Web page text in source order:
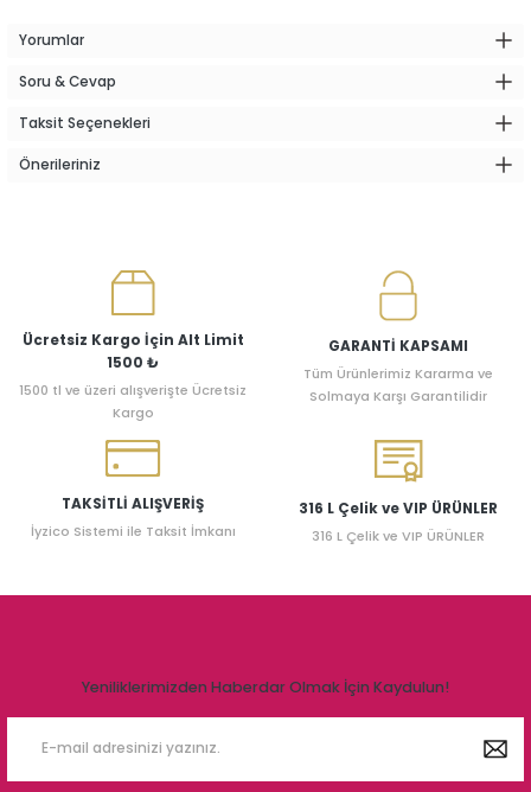
Yorumlar
Soru & Cevap
Taksit Seçenekleri
Önerileriniz
Ücretsiz Kargo İçin Alt Limit
1500 ₺
1500 tl ve üzeri alışverişte Ücretsiz
Kargo
GARANTİ KAPSAMI
Tüm Ürünlerimiz Kararma ve
Solmaya Karşı Garantilidir
TAKSİTLİ ALIŞVERİŞ
İyzico Sistemi ile Taksit İmkanı
316 L Çelik ve VIP ÜRÜNLER
316 L Çelik ve VIP ÜRÜNLER
Yeniliklerimizden Haberdar Olmak İçin Kaydulun!